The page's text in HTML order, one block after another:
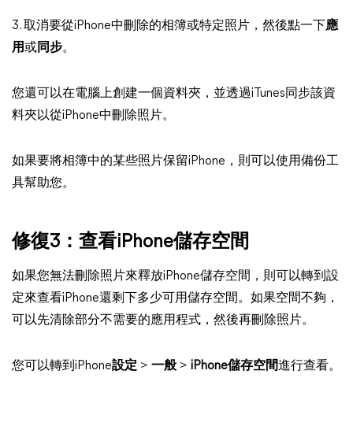
3. 取消要從iPhone中刪除的相簿或特定照片，然後點一下應
用或同步。
您還可以在電腦上創建一個資料夾，並透過iTunes同步該資
料夾以從iPhone中刪除照片。
如果要將相簿中的某些照片保留iPhone，則可以使用備份工
具幫助您。
修復3：查看iPhone儲存空間
如果您無法刪除照片來釋放iPhone儲存空間，則可以轉到設
定來查看iPhone還剩下多少可用儲存空間。如果空間不夠，
可以先清除部分不需要的應用程式，然後再刪除照片。
您可以轉到iPhone設定 > 一般 > iPhone儲存空間進行查看。